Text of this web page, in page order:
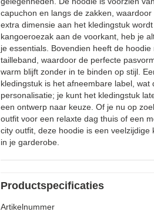
capuchon en langs de zakken,
extra dimensie aan het kledingstuk
kangoeroezak aan de voorkant, heb je
je essentials. Bovendien heeft de
tailleband, waardoor de perfecte
warm blijft zonder in te binden op stijl.
kledingstuk is het afneembare label,
personalisatie; je kunt het kledingstuk
een ontwerp naar keuze. Of je nu op
outfit voor een relaxte dag thuis of een
city outfit, deze hoodie is een
in je garderobe.
Productspecificaties
Artikelnummer